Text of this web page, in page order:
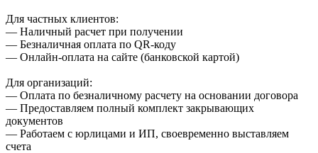
Для частных клиентов:
— Наличный расчет при получении
— Безналичная оплата по QR-коду
— Онлайн-оплата на сайте (банковской картой)
Для организаций:
— Оплата по безналичному расчету на основании договора
— Предоставляем полный комплект закрывающих
документов
— Работаем с юрлицами и ИП, своевременно выставляем
счета